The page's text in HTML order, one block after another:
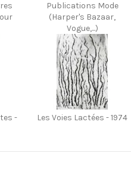
Publications Mode
(Harper's Bazaar,
Vogue,...)
-
Les Voies Lactées - 1974